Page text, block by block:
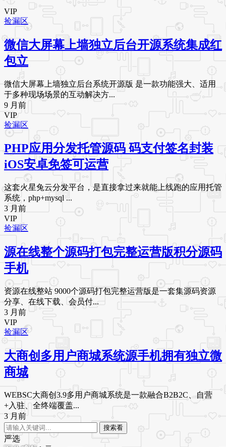
VIP
捡漏区
微信大屏幕上墙独立后台开源系统集成红
包立
微信大屏幕上墙独立后台系统开源版 是一款功能强大、适用
于多种现场场景的互动解决方...
9 月前
VIP
捡漏区
PHP应用分发托管源码 码支付签名封装
iOS安卓免签可运营
这套火星兔云分发平台，是直接拿过来就能上线跑的应用托管
系统，php+mysql ...
3 月前
VIP
捡漏区
源在线整个源码打包完整运营版积分源码
手机
资源在线整站 9000个源码打包完整运营版是一套集源码资源
分享、在线下载、会员付...
3 月前
VIP
捡漏区
大商创多用户商城系统源手机拥有独立微
商城
WEBSC大商创3.9多用户商城系统是一款融合B2B2C、自营
+入驻、全终端覆盖...
3 月前
搜索看
严选